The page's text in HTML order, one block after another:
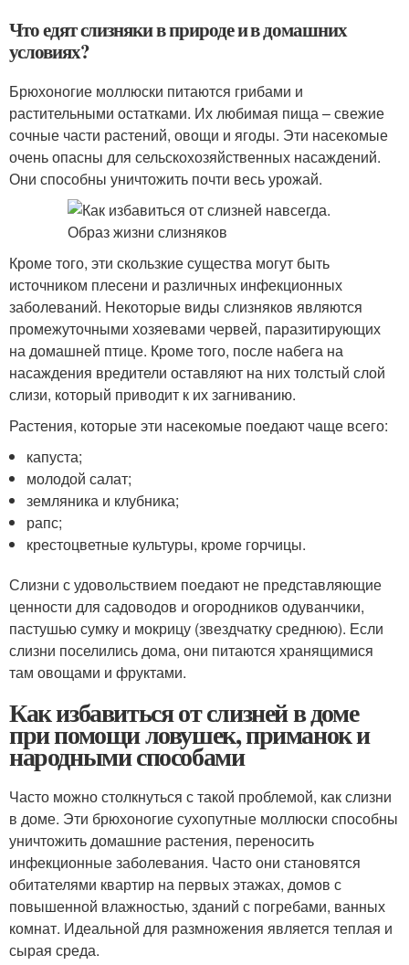
Что едят слизняки в природе и в домашних
условиях?
Брюхоногие моллюски питаются грибами и
растительными остатками. Их любимая пища – свежие
сочные части растений, овощи и ягоды. Эти насекомые
очень опасны для сельскохозяйственных насаждений.
Они способны уничтожить почти весь урожай.
Кроме того, эти скользкие существа могут быть
источником плесени и различных инфекционных
заболеваний. Некоторые виды слизняков являются
промежуточными хозяевами червей, паразитирующих
на домашней птице. Кроме того, после набега на
насаждения вредители оставляют на них толстый слой
слизи, который приводит к их загниванию.
Растения, которые эти насекомые поедают чаще всего:
капуста;
молодой салат;
земляника и клубника;
рапс;
крестоцветные культуры, кроме горчицы.
Слизни с удовольствием поедают не представляющие
ценности для садоводов и огородников одуванчики,
пастушью сумку и мокрицу (звездчатку среднюю). Если
слизни поселились дома, они питаются хранящимися
там овощами и фруктами.
Как избавиться от слизней в доме
при помощи ловушек, приманок и
народными способами
Часто можно столкнуться с такой проблемой, как слизни
в доме. Эти брюхоногие сухопутные моллюски способны
уничтожить домашние растения, переносить
инфекционные заболевания. Часто они становятся
обитателями квартир на первых этажах, домов с
повышенной влажностью, зданий с погребами, ванных
комнат. Идеальной для размножения является теплая и
сырая среда.